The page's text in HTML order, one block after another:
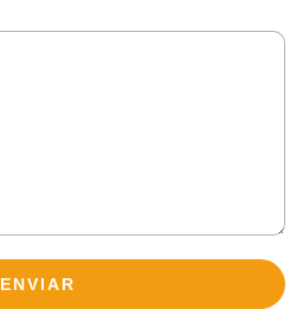
ENVIAR